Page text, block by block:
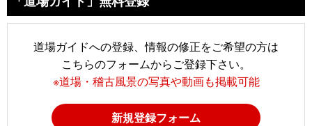
道場ガイドへの登録、情報の修正をご希望の方は
こちらのフォームからご登録下さい。
※道場・稽古風景の写真や動画も掲載可能
新規登録フォーム